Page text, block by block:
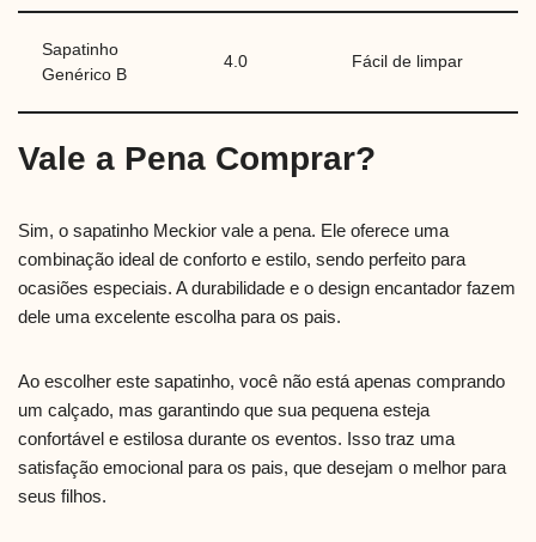
Sapatinho
Genérico B
4.0 Fácil de limpar
Vale a Pena Comprar?
Sim, o sapatinho Meckior vale a pena. Ele oferece uma
combinação ideal de conforto e estilo, sendo perfeito para
ocasiões especiais. A durabilidade e o design encantador fazem
dele uma excelente escolha para os pais.
Ao escolher este sapatinho, você não está apenas comprando
um calçado, mas garantindo que sua pequena esteja
confortável e estilosa durante os eventos. Isso traz uma
satisfação emocional para os pais, que desejam o melhor para
seus filhos.